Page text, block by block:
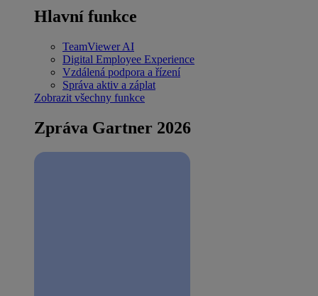
Hlavní funkce
TeamViewer AI
Digital Employee Experience
Vzdálená podpora a řízení
Správa aktiv a záplat
Zobrazit všechny funkce
Zpráva Gartner 2026